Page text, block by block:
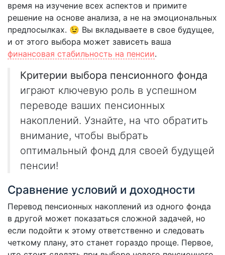
время на изучение всех аспектов и примите
решение на основе анализа, а не на эмоциональных
предпосылках. 😉 Вы вкладываете в свое будущее,
и от этого выбора может зависеть ваша
финансовая стабильность на пенсии.
Критерии выбора пенсионного фонда
играют ключевую роль в успешном
переводе ваших пенсионных
накоплений. Узнайте, на что обратить
внимание, чтобы выбрать
оптимальный фонд для своей будущей
пенсии!
Сравнение условий и доходности
Перевод пенсионных накоплений из одного фонда
в другой может показаться сложной задачей, но
если подойти к этому ответственно и следовать
четкому плану, это станет гораздо проще. Первое,